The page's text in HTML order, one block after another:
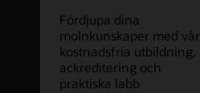
Fördjupa dina
molnkunskaper med vår
kostnadsfria utbildning,
ackreditering och
praktiska labb